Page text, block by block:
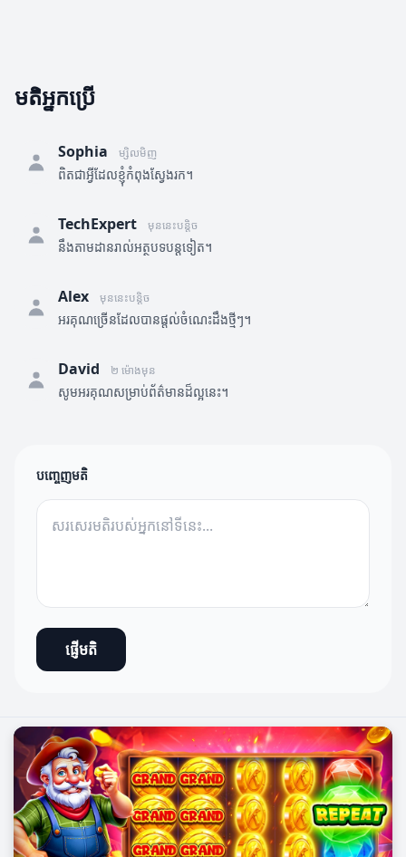
មតិអ្នកប្រើ
Sophia ម្សិលមិញ
ពិតជាអ្វីដែលខ្ញុំកំពុងស្វែងរក។
TechExpert មុននេះបន្តិច
នឹងតាមដានរាល់អត្ថបទបន្តទៀត។
Alex មុននេះបន្តិច
អរគុណច្រើនដែលបានផ្តល់ចំណេះដឹងថ្មីៗ។
David ២ ម៉ោងមុន
សូមអរគុណសម្រាប់ព័ត៌មានដ៏ល្អនេះ។
បញ្ចេញមតិ
ផ្ញើមតិ